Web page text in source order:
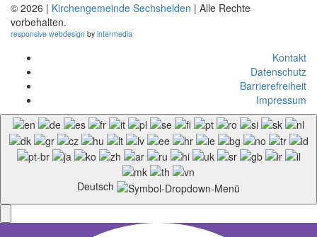
© 2026 | Kirchengemeinde Sechshelden | Alle Rechte
vorbehalten.
responsive webdesign by intermedia
Kontakt
Datenschutz
Barrierefreiheit
Impressum
Deutsch